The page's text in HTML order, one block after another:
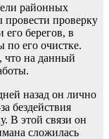
районных
проверку
берегов, в
по его очистке.
что на данный
назад он лично
бездействия
В этой связи он
сложилась